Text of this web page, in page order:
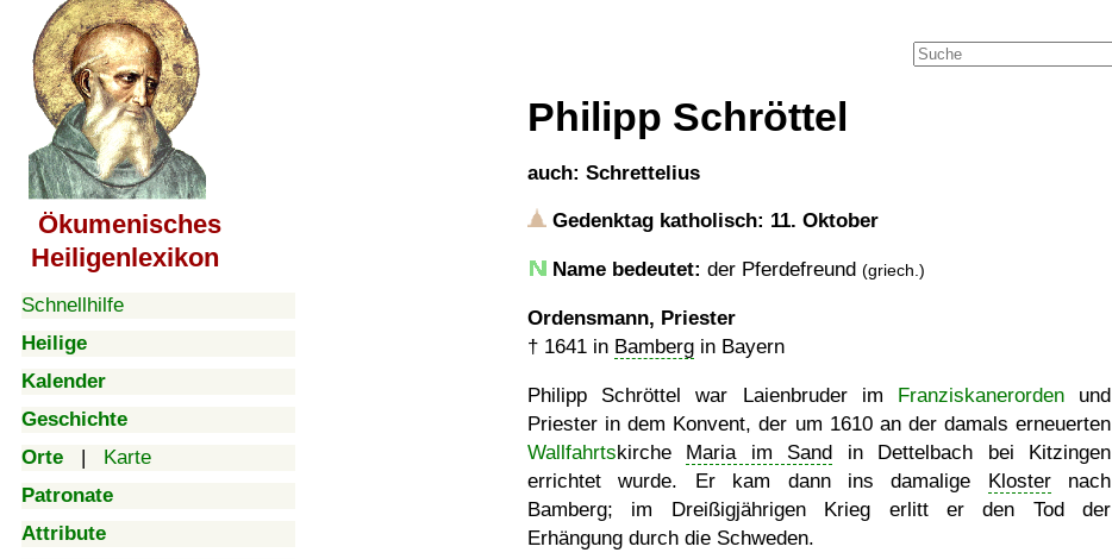
Ökumenisches
Heiligenlexikon
Schnellhilfe
Heilige
Kalender
Geschichte
Orte | Karte
Patronate
Attribute
Philipp Schröttel
auch: Schrettelius
Gedenktag katholisch: 11. Oktober
Name bedeutet: der Pferdefreund (griech.)
Ordensmann, Priester
† 1641 in Bamberg in Bayern
Philipp Schröttel war Laienbruder im Franziskanerordenund
Priester in dem Konvent, der um 1610 an der damals erneuerten
Wallfahrtskirche Maria im Sand in Dettelbach bei Kitzingen
errichtet wurde. Er kam dann ins damalige Klosternach
Bamberg; im Dreißigjährigen Krieg erlitt er den Tod der
Erhängung durch die Schweden.